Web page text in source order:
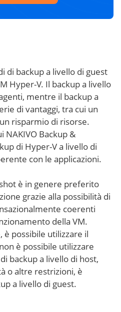
di backup a livello di guest
Hyper-V. Il backup a livello
mentre il backup a
di vantaggi, tra cui un
risparmio di risorse.
NAKIVO Backup &
di Hyper-V a livello di
con le applicazioni.
è in genere preferito
grazie alla possibilità di
coerenti
della VM.
è possibile utilizzare il
è possibile utilizzare
backup a livello di host,
o altre restrizioni, è
a livello di guest.